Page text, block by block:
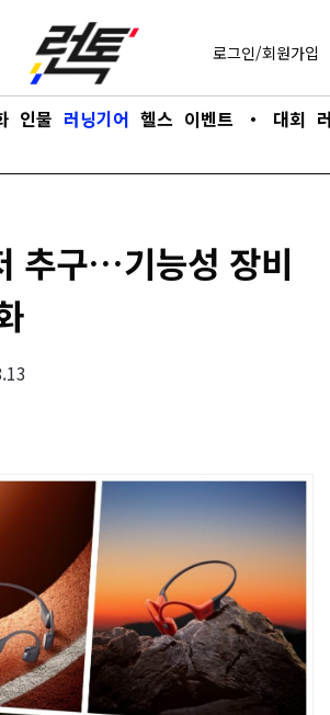
인물 러닝기어 헬스 이벤트 ・ 대회
로그인/회원가입
추구…기능성 장비